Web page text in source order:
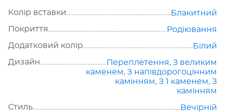
Колір вставки
Блакитний
Покриття
Родіювання
Додатковий колір
Білий
Дизайн
Переплетення, З великим
каменем, З напівдорогоцінним
камінням, З 1 каменем, З
камінням
Стиль
Вечірній